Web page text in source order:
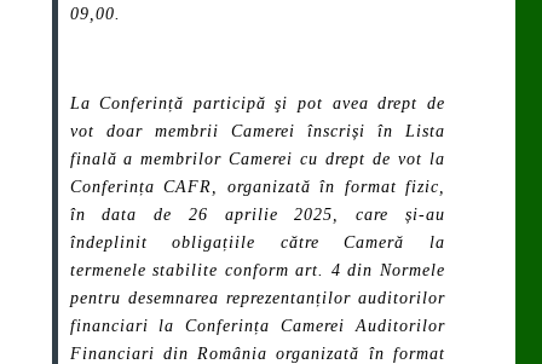
09,00.
La Conferință participă şi pot avea drept de
vot doar membrii Camerei înscriși în Lista
finală a membrilor Camerei cu drept de vot la
Conferința CAFR, organizată în format fizic,
în data de 26 aprilie 2025 , care și-au
îndeplinit obligațiile către Cameră la
termenele stabilite conform art. 4 din Normele
pentru desemnarea reprezentanților auditorilor
financiari la Conferința Camerei Auditorilor
Financiari din România organizată în format